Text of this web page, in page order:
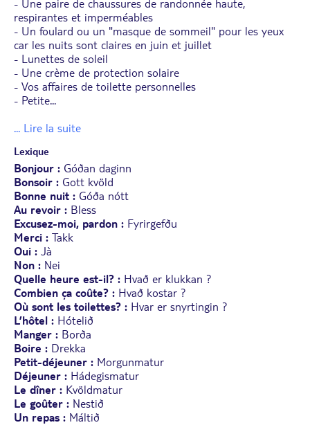
- Une paire de chaussures de randonnée haute,
respirantes et imperméables
- Un foulard ou un "masque de sommeil" pour les yeux
car les nuits sont claires en juin et juillet
- Lunettes de soleil
- Une crème de protection solaire
- Vos affaires de toilette personnelles
- Petite...
... Lire la suite
Lexique
Bonjour : Góðan daginn
Bonsoir : Gott kvöld
Bonne nuit : Góða nótt
Au revoir : Bless
Excusez-moi, pardon : Fyrirgefðu
Merci : Takk
Oui : Jà
Non : Nei
Quelle heure est-il? : Hvað er klukkan ?
Combien ça coûte? : Hvað kostar ?
Où sont les toilettes? : Hvar er snyrtingin ?
L’hôtel : Hótelið
Manger : Borða
Boire : Drekka
Petit-déjeuner : Morgunmatur
Déjeuner : Hádegismatur
Le dîner : Kvöldmatur
Le goûter : Nestið
Un repas : Máltið